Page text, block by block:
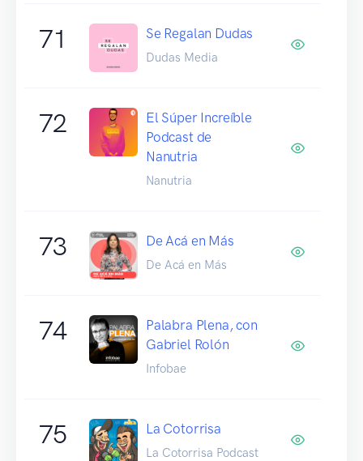
71 Se Regalan Dudas
Dudas Media
72
El Súper Increíble
Podcast de
Nanutria
Nanutria
73 De Acá en Más
De Acá en Más
74
Palabra Plena, con
Gabriel Rolón
Infobae
75 La Cotorrisa
La Cotorrisa Podcast